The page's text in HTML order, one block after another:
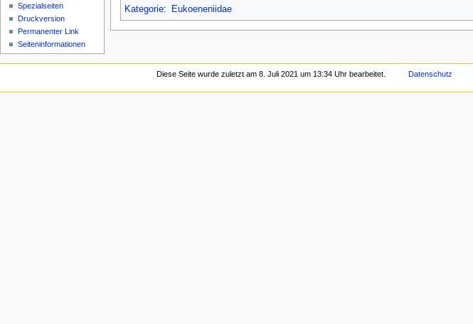
Kategorie: Eukoeneniidae
Spezialseiten
Druckversion
Permanenter Link
Seiten­­informationen
Diese Seite wurde zuletzt am 8. Juli 2021 um 13:34 Uhr bearbeitet. Datenschutz